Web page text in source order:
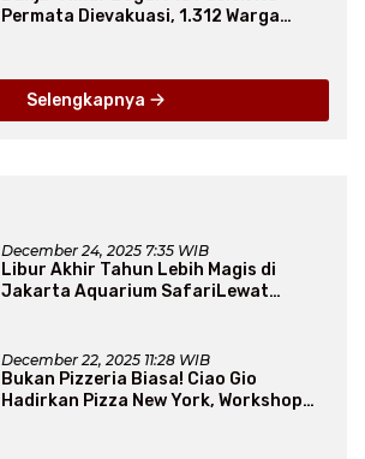
Permata Dievakuasi, 1.312 Warga
Selengkapnya
December 24, 2025 7:35 WIB
Libur Akhir Tahun Lebih Magis di
Jakarta Aquarium SafariLewat
December 22, 2025 11:28 WIB
Bukan Pizzeria Biasa! Ciao Gio
Hadirkan Pizza New York, Workshop